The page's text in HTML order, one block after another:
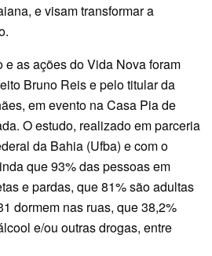
e visam transformar a
e as ações do Vida Nova foram
Bruno Reis e pelo titular da
em evento na Casa Pia de
O estudo, realizado em parceria
da Bahia (Ufba) e com o
que 93% das pessoas em
e pardas, que 81% são adultas
dormem nas ruas, que 38,2%
e/ou outras drogas, entre